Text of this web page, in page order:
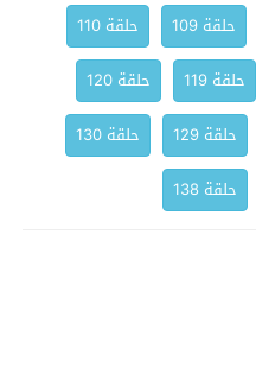
حلقة 109
حلقة 110
حلقة 119
حلقة 120
حلقة 129
حلقة 130
حلقة 138